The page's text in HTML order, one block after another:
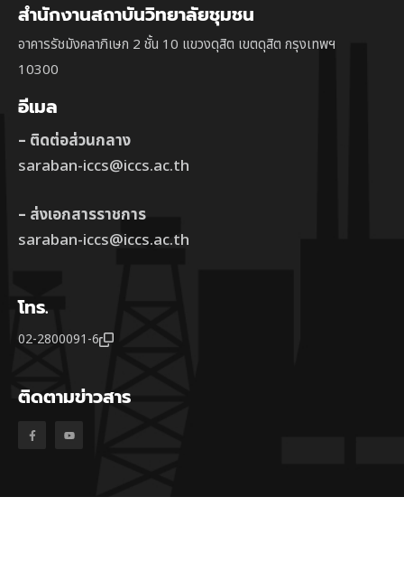
สำนักงานสถาบันวิทยาลัยชุมชน
อาคารรัชมังคลาภิเษก 2 ชั้น 10 แขวงดุสิต เขตดุสิต กรุงเทพฯ
10300
อีเมล
– ติดต่อส่วนกลาง
saraban-iccs@iccs.ac.th
– ส่งเอกสารราชการ
saraban-iccs@iccs.ac.th
โทร.
02-2800091-6
ติดตามข่าวสาร